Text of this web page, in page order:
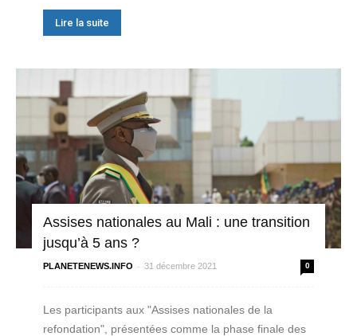
Lire la suite
Assises nationales au Mali : une transition
jusqu’à 5 ans ?
PLANETENEWS.INFO - 31 décembre 2021 0
Les participants aux "Assises nationales de la
refondation", présentées comme la phase finale des